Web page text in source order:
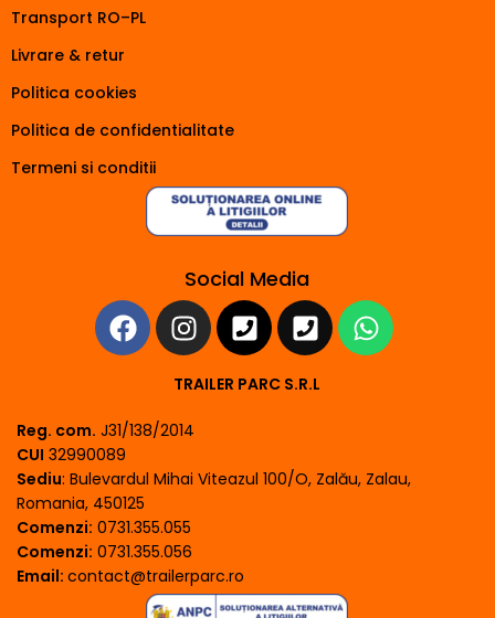
Transport RO–PL
Livrare & retur
Politica cookies
Politica de confidentialitate
Termeni si conditii
Social Media
TRAILER PARC S.R.L
Reg. com. J31/138/2014
CUI 32990089
Sediu: Bulevardul Mihai Viteazul 100/O, Zalău, Zalau,
Romania, 450125
Comenzi: 0731.355.055
Comenzi: 0731.355.056
Email: contact@trailerparc.ro